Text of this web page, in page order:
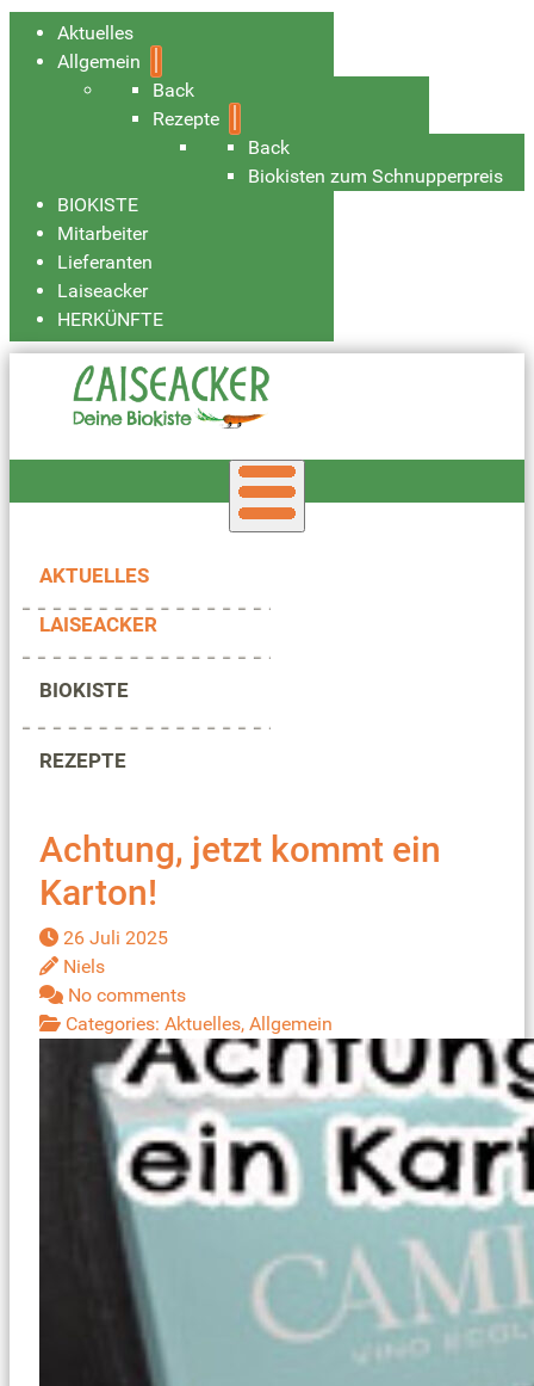
Aktuelles
Allgemein
Back
Rezepte
Back
Biokisten zum Schnupperpreis
BIOKISTE
Mitarbeiter
Lieferanten
Laiseacker
HERKÜNFTE
AKTUELLES
LAISEACKER
BIOKISTE
REZEPTE
Achtung, jetzt kommt ein
Karton!
26 Juli 2025
Niels
No comments
Categories: Aktuelles, Allgemein